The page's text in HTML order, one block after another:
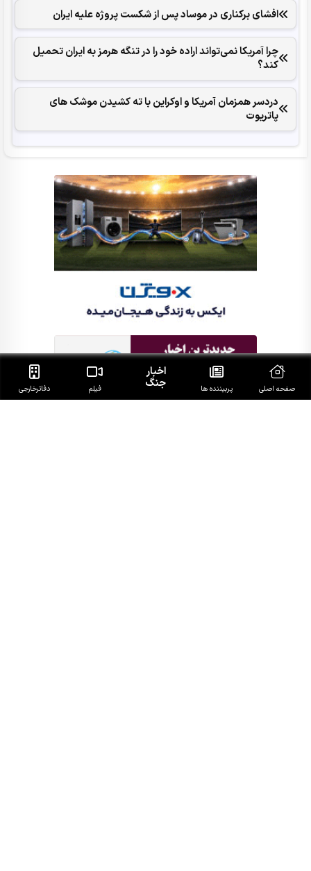
افشای برکناری در موساد پس از شکست پروژه علیه ایران
چرا آمریکا نمی‌تواند اراده خود را در تنگه هرمز به ایران تحمیل
کند؟
دردسر همزمان آمریکا و اوکراین با ته کشیدن موشک های
پاتریوت
صفحه اصلی پربیننده ها
اخبار
جنگ فیلم دفاتر‌خارجی